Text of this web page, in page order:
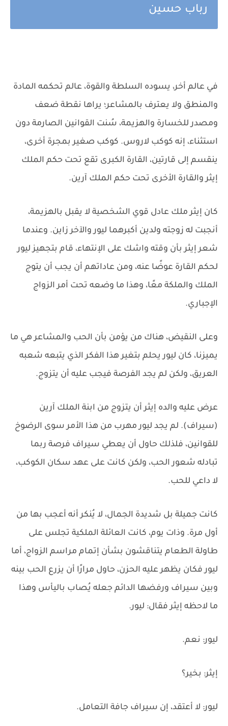
رباب حسين
في عالم أخر، يسوده السلطة والقوة، عالم تحكمه المادة
والمنطق ولا يعترف بالمشاعر؛ يراها نقطة ضعف
ومصدر للخسارة والهزيمة، سُنت القوانين الصارمة دون
استثناء، إنه كوكب لاروس. كوكب صغير بمجرة أخرى،
ينقسم إلى قارتين، القارة الكبرى تقع تحت حكم الملك
إيثر والقارة الأخرى تحت حكم الملك آرين.
كان إيثر ملك عادل قوي الشخصية لا يقبل بالهزيمة،
أنجبت له زوجته ولدين أكبرهما ليور والآخر زاين. وعندما
شعر إيثر بأن وقته واشك على الإنتهاء، قام بتجهيز ليور
لحكم القارة عوضًا عنه، ومن عاداتهم أن يجب أن يتوج
الملك والملكة معًا، وهذا ما وضعه تحت أمر الزواج
الإجباري.
وعلى النقيض، هناك من يؤمن بأن الحب والمشاعر هي ما
يميزنا، كان ليور يحلم بتغير هذا الفكر الذي يتبعه شعبه
العريق، ولكن لم يجد الفرصة فيجب عليه أن يتزوج.
عرض عليه والده إيثر أن يتزوج من ابنة الملك آرين
(سيراف). لم يجد ليور مهرب من هذا الأمر سوى الرضوخ
للقوانين، فلذلك حاول أن يعطي سيراف فرصة ربما
تبادله شعور الحب، ولكن كانت على عهد سكان الكوكب،
لا داعي للحب.
كانت جميلة بل شديدة الجمال، لا يُنكر أنه أعجب بها من
أول مرة. وذات يوم، كانت العائلة الملكية تجلس على
طاولة الطعام يتناقشون بشأن إتمام مراسم الزواج، أما
ليور فكان يظهر عليه الحزن، حاول مرارًا أن يزرع الحب بينه
وبين سيراف ورفضها الدائم جعله يُصاب باليأس وهذا
ما لاحظه إيثر فقال: ليور.
ليور: نعم.
إيثر: بخير؟
ليور: لا أعتقد، إن سيراف جافة التعامل.